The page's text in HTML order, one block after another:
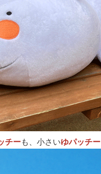
チーも、小さいゆパッチー